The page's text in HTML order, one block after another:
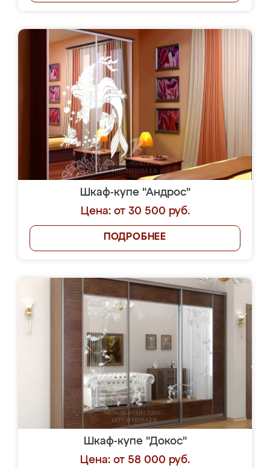
Шкаф-купе "Андрос"
Цена: от 30 500 руб.
ПОДРОБНЕЕ
Шкаф-купе "Докос"
Цена: от 58 000 руб.